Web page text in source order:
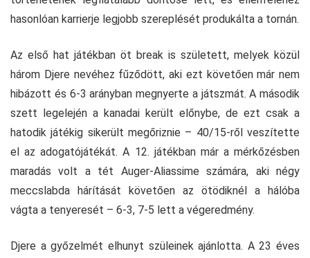
hasonlóan karrierje legjobb szereplését produkálta a tornán.
Az első hat játékban öt break is született, melyek közül
három Djere nevéhez fűződött, aki ezt követően már nem
hibázott és 6-3 arányban megnyerte a játszmát. A második
szett legelején a kanadai került előnybe, de ezt csak a
hatodik játékig sikerült megőriznie – 40/15-ről veszítette
el az adogatójátékát. A 12. játékban már a mérkőzésben
maradás volt a tét Auger-Aliassime számára, aki négy
meccslabda hárítását követően az ötödiknél a hálóba
vágta a tenyeresét – 6-3, 7-5 lett a végeredmény.
Djere a győzelmét elhunyt szüleinek ajánlotta. A 23 éves